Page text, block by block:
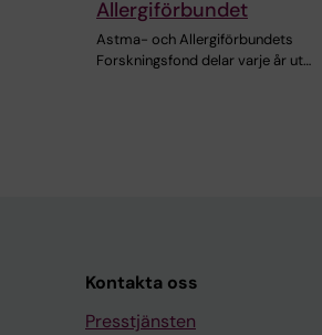
Allergiförbundet
Astma- och Allergiförbundets
Forskningsfond delar varje år ut…
Kontakta oss
Presstjänsten